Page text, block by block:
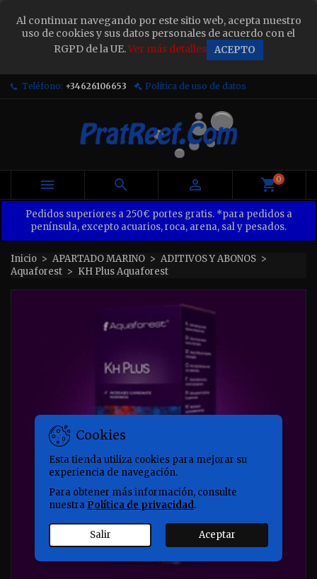
Al continuar navegando por este sitio web, acepta nuestro
uso de cookies y sus datos personales de acuerdo con el
RGPD de la UE.Ver más detalles ACEPTO
Teléfono: +34626106653 Política de uso de datos
   0
Pedidos superiores a 250€ portes gratis. *para pedidos a
península, excepto acuarios, roca, arena, sal y pesados.
Inicio APARTADO MARINO
ADITIVOS Y ABONOS
Aquaforest
KH Plus Aquaforest
Cookies
Esta tienda utiliza cookies para mejorar su
experiencia de navegación.
Para obtener más información, consulte
nuestra Política de privacidad.
Salir Aceptar
Sign in ×
You need to be logged in to save products in your
wish list.